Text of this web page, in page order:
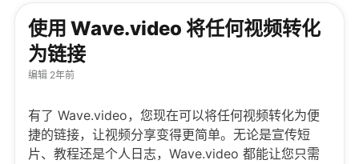
使用 Wave.video 将任何视频转化
为链接
编辑 2年前
有了 Wave.video，您现在可以将任何视频转化为便
捷的链接，让视频分享变得更简单。无论是宣传短
片、教程还是个人日志，Wave.video 都能让您只需